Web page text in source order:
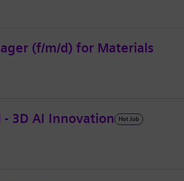
(f/m/d) for Materials
3D AI Innovation Hot Job